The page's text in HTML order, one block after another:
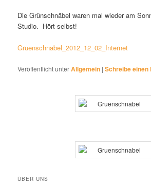
Die Grünschnäbel waren mal wieder am
Studio. Hört selbst!
Gruenschnabel_2012_12_02_Internet
Veröffentlicht unterAllgemein |Schreibe
ÜBER UNS